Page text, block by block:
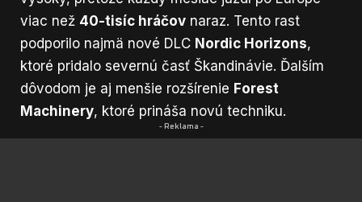
viac než 40-tisíc hráčov naraz. Tento rast
podporilo najmä nové DLC Nordic Horizons,
ktoré pridalo severnú časť Škandinávie. Ďalším
dôvodom je aj menšie rozšírenie Forest
Machinery, ktoré prináša novú techniku.
- Reklama -